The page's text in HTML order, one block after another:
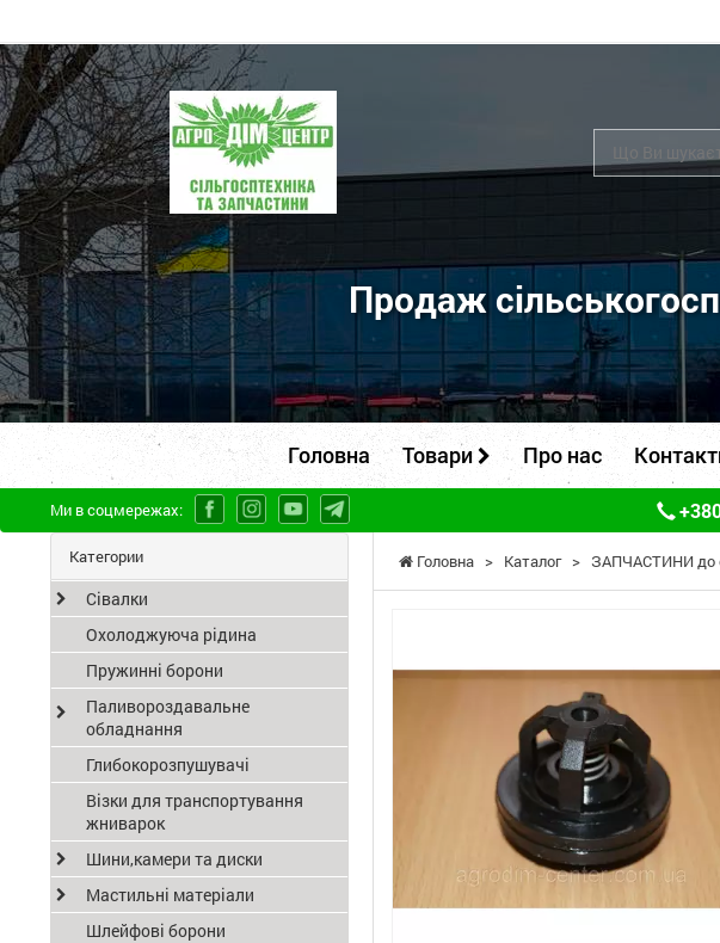
ПП
"Агродім-
центр"
-
продаж
сільськогосподарської
техніки
та
запчастин
Продаж
Головна Товари Про нас
Ми в соцмережах:
Головна > Каталог > ЗАПЧАСТИНИ до
Категории
Сівалки
Охолоджуюча рідина
Пружинні борони
Паливороздавальне
обладнання
Глибокорозпушувачі
Візки для транспортування
жниварок
Шини,камери та диски
Мастильні матеріали
Шлейфові борони